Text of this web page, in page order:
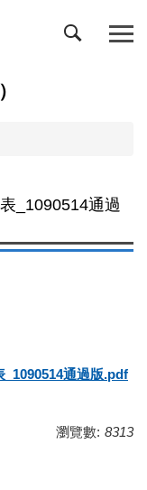
_1090514通過
通過版.pdf
瀏覽數: 8313